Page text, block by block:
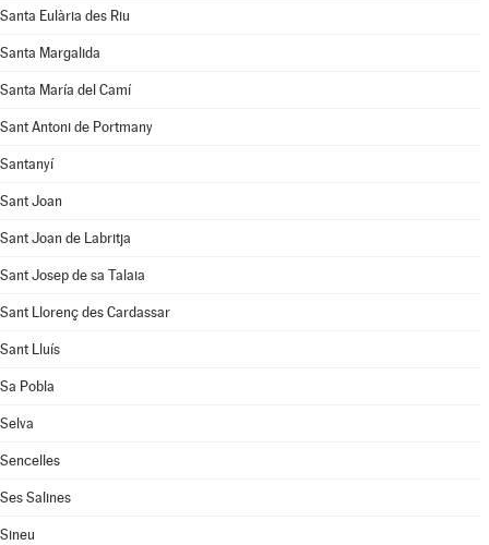
Santa Eulària des Riu
Santa Margalida
Santa María del Camí
Sant Antoni de Portmany
Santanyí
Sant Joan
Sant Joan de Labritja
Sant Josep de sa Talaia
Sant Llorenç des Cardassar
Sant Lluís
Sa Pobla
Selva
Sencelles
Ses Salines
Sineu